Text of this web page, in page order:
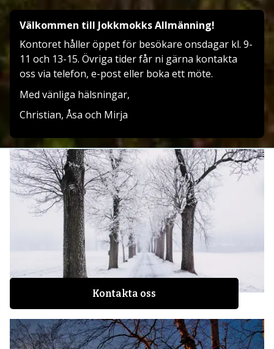
Välkommen till Jokkmokks Allmänning!
Kontoret håller öppet för besökare onsdagar kl. 9-
11 och 13-15. Övriga tider får ni gärna kontakta
oss via telefon, e-post eller boka ett möte.
Med vänliga hälsningar,
Christian, Åsa och Mirja
Kontakta oss